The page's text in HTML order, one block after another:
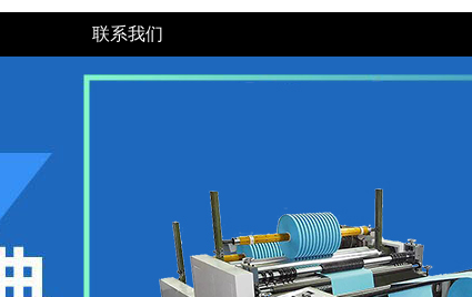
联系我们